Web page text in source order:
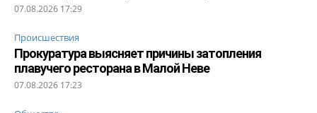
07.08.2026 17:29
Происшествия
Прокуратура выясняет причины затопления
плавучего ресторана в Малой Неве
07.08.2026 17:23